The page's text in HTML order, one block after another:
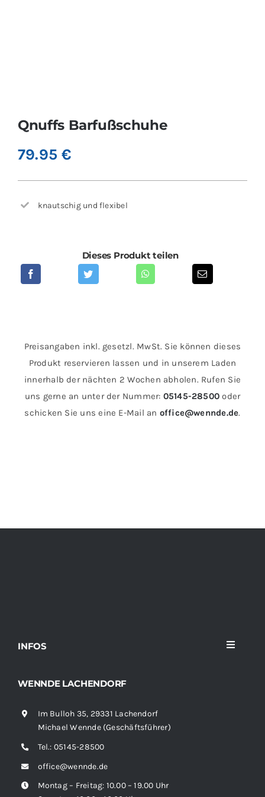
Qnuffs Barfußschuhe
79.95€
knautschig und flexibel
Dieses Produkt teilen
Preisangaben inkl. gesetzl. MwSt. Sie können dieses
Produkt reservieren lassen und in unserem Laden
innerhalb der nächten 2 Wochen abholen. Rufen Sie
uns gerne an unter der Nummer: 05145-28500 oder
schicken Sie uns eine E-Mail an office@wennde.de.
INFOS
Toggle
Sortiment
Kontakt
WENNDE LACHENDORF
Im Bulloh 35, 29331 Lachendorf
Michael Wennde (Geschäftsführer)
Tel.: 05145-28500
office@wennde.de
Montag – Freitag: 10.00 – 19.00 Uhr